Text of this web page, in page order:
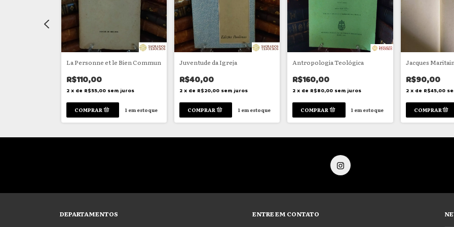
La Personne et le Bien Commun
R$110,00
2 x de R$55,00 sem juros
1em estoque
Juventude da Igreja
R$40,00
2 x de R$20,00 sem juros
1em estoque
Antropologia Teológica
R$160,00
2 x de R$80,00 sem juros
1 em estoque
Jacques
R$90,00
2 x de R$45,00
DEPARTAMENTOS ENTRE EM CONTATO